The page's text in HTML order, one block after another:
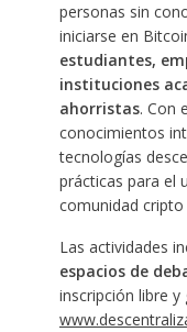
personas sin
iniciarse en
estudiantes,
instituciones
ahorristas. Con
conocimientos
tecnologías
prácticas para el
comunidad cripto
Las actividades
espacios de
inscripción libre